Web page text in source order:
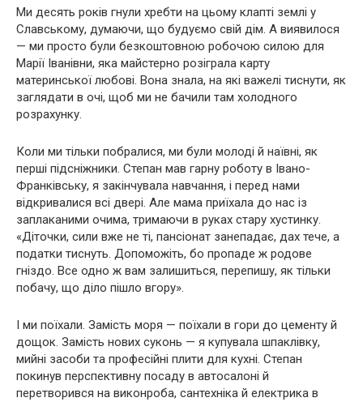
Ми десять років гнули хребти на цьому клапті землі у
Славському, думаючи, що будуємо свій дім. А виявилося
— ми просто були безкоштовною робочою силою для
Марії Іванівни, яка майстерно розіграла карту
материнської любові. Вона знала, на які важелі тиснути, як
заглядати в очі, щоб ми не бачили там холодного
розрахунку.
Коли ми тільки побралися, ми були молоді й наївні, як
перші підсніжники. Степан мав гарну роботу в Івано-
Франківську, я закінчувала навчання, і перед нами
відкривалися всі двері. Але мама приїхала до нас із
заплаканими очима, тримаючи в руках стару хустинку.
«Діточки, сили вже не ті, пансіонат занепадає, дах тече, а
податки тиснуть. Допоможіть, бо пропаде ж родове
гніздо. Все одно ж вам залишиться, перепишу, як тільки
побачу, що діло пішло вгору».
І ми поїхали. Замість моря — поїхали в гори до цементу й
дощок. Замість нових суконь — я купувала шпаклівку,
мийні засоби та професійні плити для кухні. Степан
покинув перспективну посаду в автосалоні й
перетворився на виконроба, сантехніка й електрика в